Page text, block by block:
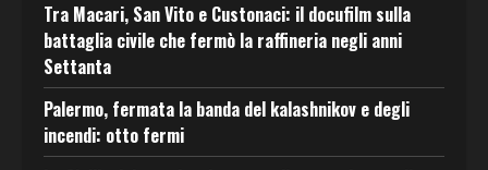
Tra Macari, San Vito e Custonaci: il docufilm sulla
battaglia civile che fermò la raffineria negli anni
Settanta
Palermo, fermata la banda del kalashnikov e degli
incendi: otto fermi